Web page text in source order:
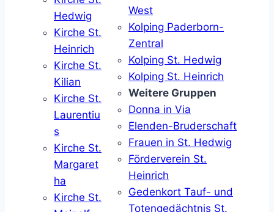
Hedwig
Kirche St.
Heinrich
Kirche St.
Kilian
Kirche St.
Laurentiu
s
Kirche St.
Margaret
ha
Kirche St.
West
Kolping Paderborn-
Zentral
Kolping St. Hedwig
Kolping St. Heinrich
Weitere Gruppen
Donna in Via
Elenden-Bruderschaft
Frauen in St. Hedwig
Förderverein St.
Heinrich
Gedenkort Tauf- und
Totengedächtnis St.